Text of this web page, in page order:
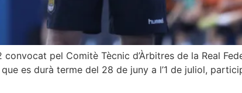
pel Comitè Tècnic d’Àrbitres de la Real
es durà terme del 28 de juny a l’1 de juliol,